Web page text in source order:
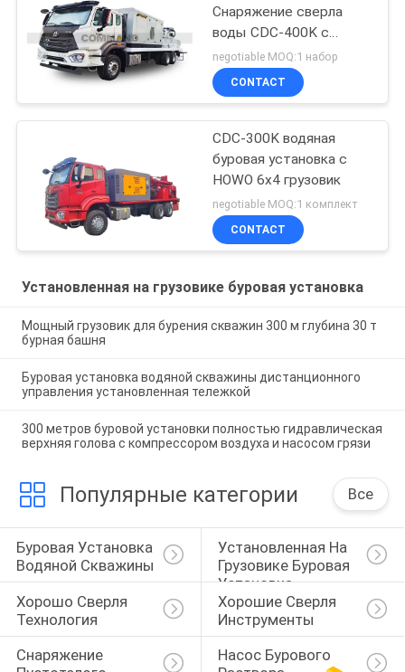
Снаряжение сверла
воды CDC-400K с
насосом грязи и
aircompressor
negotiable MOQ:1 набор
CONTACT
CDC-300K водяная
буровая установка с
HOWO 6x4 грузовик
negotiable MOQ:1 комплект
CONTACT
Установленная на грузовике буровая установка
Мощный грузовик для бурения скважин 300 м глубина 30 т
бурная башня
Буровая установка водяной скважины дистанционного
управления установленная тележкой
300 метров буровой установки полностью гидравлическая
верхняя голова с компрессором воздуха и насосом грязи
Популярные категории Все
Буровая Установка
Водяной Скважины
Установленная На
Грузовике Буровая
Установка
Хорошо Сверля
Технология
Хорошие Сверля
Инструменты
Снаряжение
Насос Бурового